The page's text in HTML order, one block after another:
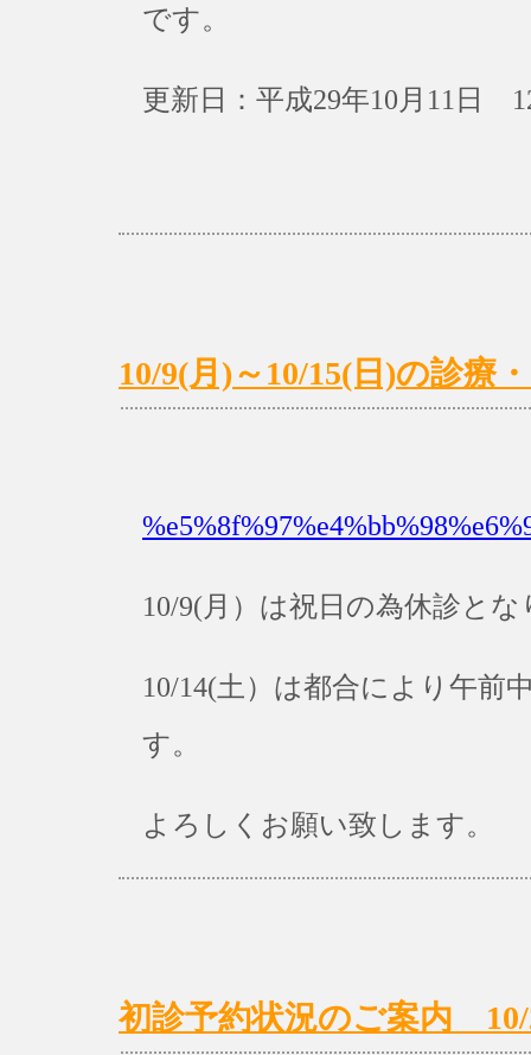
です。
更新日：平成29年10月11日
10/9(月)～10/15(日)の診療
10/9(月）は祝日の為休診と
10/14(土）は都合により午前
す。
よろしくお願い致します。
初診予約状況のご案内 10/